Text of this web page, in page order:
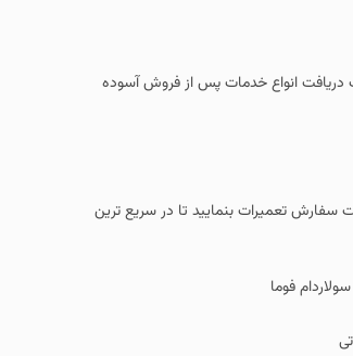
دریافت انواع خدمات پس از فروش آسوده
سفارش تعمیرات بنمایید تا در سریع ترین
فوما